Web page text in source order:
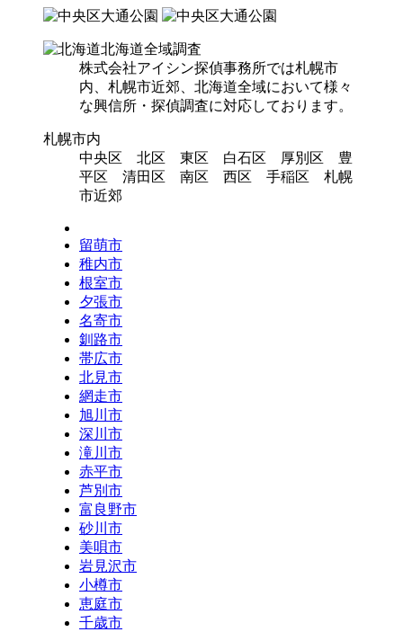
北海道全域調査
株式会社アイシン探偵事務所では札幌市
内、札幌市近郊、北海道全域において様々
な興信所・探偵調査に対応しております。
札幌市内
中央区 北区 東区 白石区 厚別区 豊
平区 清田区 南区 西区 手稲区 札幌
市近郊
留萌市
稚内市
根室市
夕張市
名寄市
釧路市
帯広市
北見市
網走市
旭川市
深川市
滝川市
赤平市
芦別市
富良野市
砂川市
美唄市
岩見沢市
小樽市
恵庭市
千歳市